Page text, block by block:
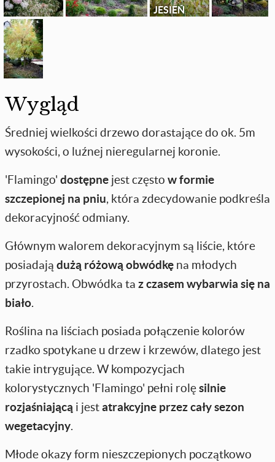
JESIEŃ
Wygląd
Średniej wielkości drzewo dorastające do ok. 5m
wysokości, o luźnej nieregularnej koronie.
'Flamingo' dostępne jest często w formie
szczepionej na pniu, która zdecydowanie podkreśla
dekoracyjność odmiany.
Głównym walorem dekoracyjnym są liście, które
posiadają dużą różową obwódkę na młodych
przyrostach. Obwódka ta z czasem wybarwia się na
biało.
Roślina na liściach posiada połączenie kolorów
rzadko spotykane u drzew i krzewów, dlatego jest
takie intrygujące. W kompozycjach
kolorystycznych 'Flamingo' pełni rolęsilnie
rozjaśniającą i jestatrakcyjne przez cały sezon
wegetacyjny.
Młode okazy form nieszczepionych początkowo